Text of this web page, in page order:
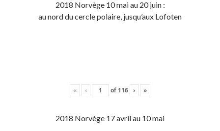
2018 Norvège 10 mai au 20 juin :
au nord du cercle polaire, jusqu’aux Lofoten
« ‹ of 116 › »
2018 Norvège 17 avril au 10 mai